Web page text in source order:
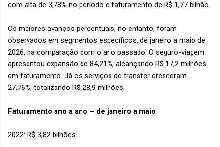
com alta de 3,78% no período e faturamento de R$ 1,77 bilhão.
Os maiores avanços percentuais, no entanto, foram
observados em segmentos específicos, de janeiro a maio de
2026, na comparação com o ano passado. O seguro-viagem
apresentou expansão de 84,21%, alcançando R$ 17,2 milhões
em faturamento. Já os serviços de transfer cresceram
27,76%, totalizando R$ 28,9 milhões.
Faturamento ano a ano – de janeiro a maio
2022: R$ 3,82 bilhões